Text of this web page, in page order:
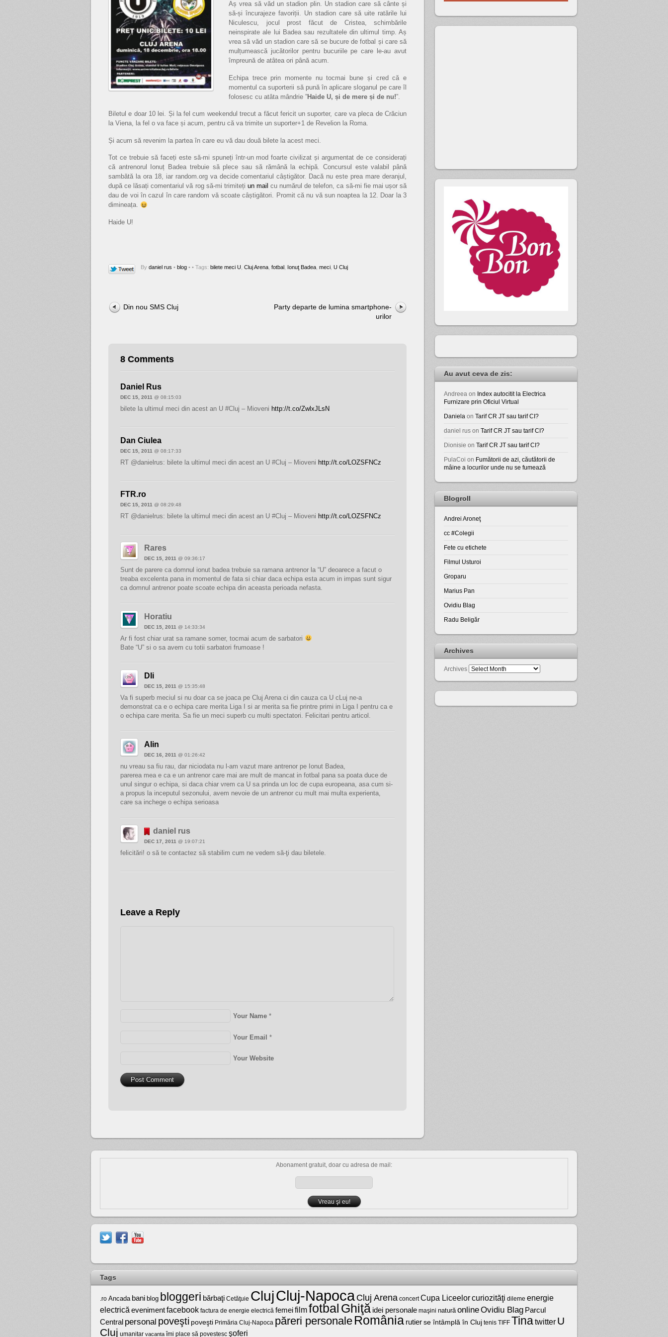
Aș vrea să văd un stadion plin. Un stadion care să cânte și
să-și încurajeze favoriții. Un stadion care să uite ratările lui
Niculescu, jocul prost făcut de Cristea, schimbările
neinspirate ale lui Badea sau rezultatele din ultimul timp. Aș
vrea să văd un stadion care să se bucure de fotbal și care să
mulțumească jucătorilor pentru bucuriile pe care le-au avut
împreună de atâtea ori până acum.
Echipa trece prin momente nu tocmai bune și cred că e
momentul ca suporterii să pună în aplicare sloganul pe care îl
folosesc cu atâta mândrie ”Haide U, și de mere și de nu!”.
Biletul e doar 10 lei. Și la fel cum weekendul trecut a făcut fericit un suporter, care va pleca de Crăciun
la Viena, la fel o va face și acum, pentru că va trimite un suporter+1 de Revelion la Roma.
Și acum să revenim la partea în care eu vă dau două bilete la acest meci.
Tot ce trebuie să faceți este să-mi spuneți într-un mod foarte civilizat și argumentat de ce considerați
că antrenorul Ionuț Badea trebuie să plece sau să rămână la echipă. Concursul este valabil până
sambătă la ora 18, iar random.org va decide comentariul câștigător. Dacă nu este prea mare deranjul,
după ce lăsați comentariul vă rog să-mi trimiteți un mail cu numărul de telefon, ca să-mi fie mai ușor să
dau de voi în cazul în care random vă scoate câștigători. Promit că nu vă sun noaptea la 12. Doar la 3
dimineața.
Haide U!
By daniel rus • blog • • Tags: bilete meci U Cluj Arena fotbal Ionuţ Badea meci U Cluj
Din nou SMS Cluj
Party departe de lumina smartphone-
urilor
8 Comments
Daniel Rus
DEC 15, 2011 @ 08:15:03
bilete la ultimul meci din acest an U #Cluj – Mioveni http://t.co/ZwlxJLsN
Dan Ciulea
DEC 15, 2011 @ 08:17:33
RT @danielrus: bilete la ultimul meci din acest an U #Cluj – Mioveni http://t.co/LOZSFNCz
FTR.ro
DEC 15, 2011 @ 08:29:48
RT @danielrus: bilete la ultimul meci din acest an U #Cluj – Mioveni http://t.co/LOZSFNCz
Rares
DEC 15, 2011 @ 09:36:17
Sunt de parere ca domnul ionut badea trebuie sa ramana antrenor la “U” deoarece a facut o
treaba excelenta pana in momentul de fata si chiar daca echipa esta acum in impas sunt sigur
ca domnul antrenor poate scoate echipa din aceasta perioada nefasta.
Horatiu
DEC 15, 2011 @ 14:33:34
Ar fi fost chiar urat sa ramane somer, tocmai acum de sarbatori
Bate “U” si o sa avem cu totii sarbatori frumoase !
Dli
DEC 15, 2011 @ 15:35:48
Va fi superb meciul si nu doar ca se joaca pe Cluj Arena ci din cauza ca U cLuj ne-a
demonstrat ca e o echipa care merita Liga I si ar merita sa fie printre primi in Liga I pentru ca e
o echipa care merita. Sa fie un meci superb cu multi spectatori. Felicitari pentru articol.
Alin
DEC 16, 2011 @ 01:26:42
nu vreau sa fiu rau, dar niciodata nu l-am vazut mare antrenor pe Ionut Badea,
parerea mea e ca e un antrenor care mai are mult de mancat in fotbal pana sa poata duce de
unul singur o echipa, si daca chiar vrem ca U sa prinda un loc de cupa europeana, asa cum si-
a propus la inceputul sezonului, avem nevoie de un antrenor cu mult mai multa experienta,
care sa inchege o echipa serioasa
daniel rus
DEC 17, 2011 @ 19:07:21
felicitări! o să te contactez să stabilim cum ne vedem să-ţi dau biletele.
Leave a Reply
Your Name *
Your Email *
Your Website
Au avut ceva de zis:
Andreea on Index autocitit la Electrica
Furnizare prin Oficiul Virtual
Daniela on Tarif CR JT sau tarif CI?
daniel rus on Tarif CR JT sau tarif CI?
Dionisie on Tarif CR JT sau tarif CI?
PulaCoi on Fumătorii de azi, căutătorii de
mâine a locurilor unde nu se fumează
Blogroll
Andrei Aroneţ
cc #Colegii
Fete cu etichete
Filmul Usturoi
Groparu
Marius Pan
Ovidiu Blag
Radu Beligăr
Archives
Archives
Abonament gratuit, doar cu adresa de mail:
Tags
.ro Ancada bani blog bloggeri bărbaţi Cetăţuie ClujCluj-Napoca Cluj Arena concert Cupa Liceelorcuriozităţi dileme energie
electrică evenimentfacebook factura de energie electrică femeifilmfotbal Ghiţă idei personale maşini natură onlineOvidiu Blag Parcul
Central personal poveşti poveşti Primăria Cluj-Napoca păreri personale România rutierse întâmplă în Cluj tenis TIFF Tinatwitter U
Cluj umanitar vacanta îmi place să povestesc şoferi